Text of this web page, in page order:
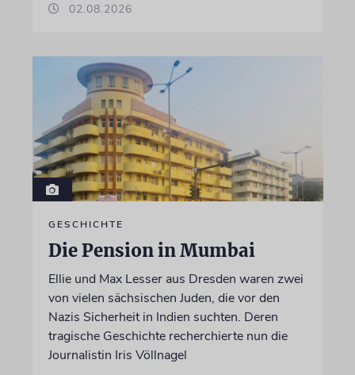
02.08.2026
GESCHICHTE
Die Pension in Mumbai
Ellie und Max Lesser aus Dresden waren zwei
von vielen sächsischen Juden, die vor den
Nazis Sicherheit in Indien suchten. Deren
tragische Geschichte recherchierte nun die
Journalistin Iris Völlnagel